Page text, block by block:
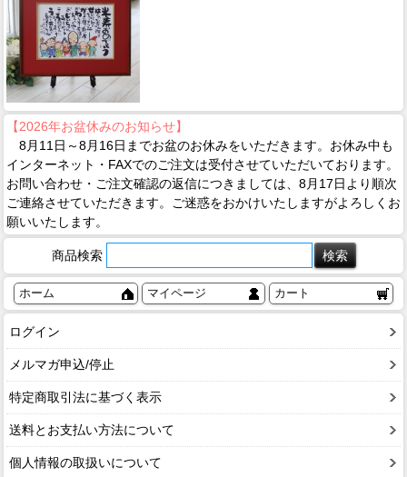
【2026年お盆休みのお知らせ】
8月11日～8月16日までお盆のお休みをいただきます。お休み中も
インターネット・FAXでのご注文は受付させていただいております。
お問い合わせ・ご注文確認の返信につきましては、8月17日より順次
ご連絡させていただきます。ご迷惑をおかけいたしますがよろしくお
願いいたします。
商品検索
ホーム マイページ カート
ログイン
メルマガ申込/停止
特定商取引法に基づく表示
送料とお支払い方法について
個人情報の取扱いについて